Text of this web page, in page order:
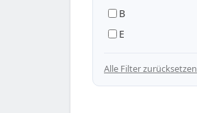
B
E
Alle Filter zurücksetzen